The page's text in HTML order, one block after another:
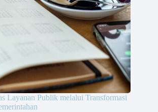
Layanan Publik melalui Transformasi